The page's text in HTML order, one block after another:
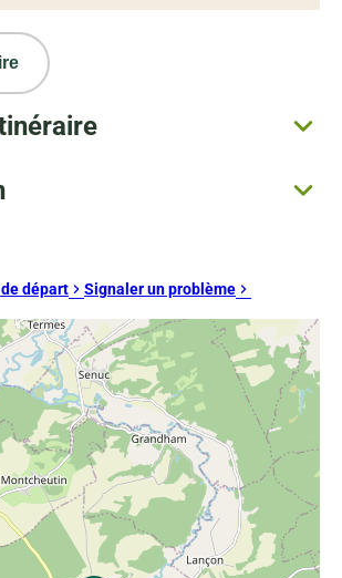
départ Signaler un problème